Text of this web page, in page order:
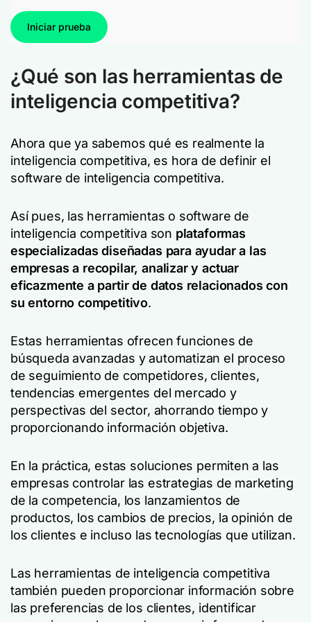
Iniciar prueba
¿Qué son las herramientas de
inteligencia competitiva?
Ahora que ya sabemos qué es realmente la
inteligencia competitiva, es hora de definir el
software de inteligencia competitiva.
Así pues, las herramientas o software de
inteligencia competitiva son plataformas
especializadas diseñadas para ayudar a las
empresas a recopilar, analizar y actuar
eficazmente a partir de datos relacionados con
su entorno competitivo.
Estas herramientas ofrecen funciones de
búsqueda avanzadas y automatizan el proceso
de seguimiento de competidores, clientes,
tendencias emergentes del mercado y
perspectivas del sector, ahorrando tiempo y
proporcionando información objetiva.
En la práctica, estas soluciones permiten a las
empresas controlar las estrategias de marketing
de la competencia, los lanzamientos de
productos, los cambios de precios, la opinión de
los clientes e incluso las tecnologías que utilizan.
Las herramientas de inteligencia competitiva
también pueden proporcionar información sobre
las preferencias de los clientes, identificar